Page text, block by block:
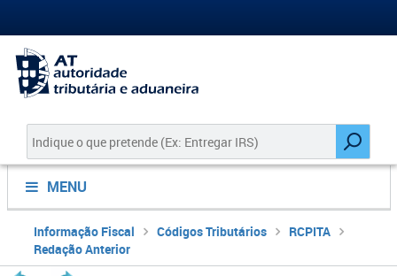
MENU
Informação Fiscal Códigos Tributários
RCPITA
Redação Anterior